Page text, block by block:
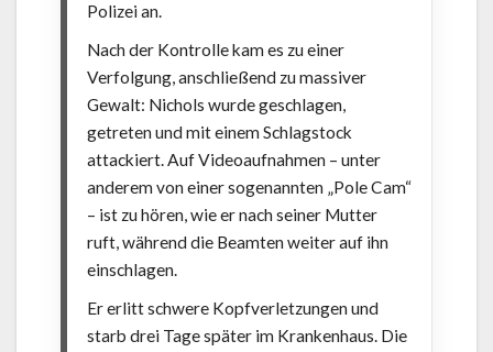
Polizei an.
Nach der Kontrolle kam es zu einer
Verfolgung, anschließend zu massiver
Gewalt: Nichols wurde geschlagen,
getreten und mit einem Schlagstock
attackiert. Auf Videoaufnahmen – unter
anderem von einer sogenannten „Pole Cam“
– ist zu hören, wie er nach seiner Mutter
ruft, während die Beamten weiter auf ihn
einschlagen.
Er erlitt schwere Kopfverletzungen und
starb drei Tage später im Krankenhaus. Die